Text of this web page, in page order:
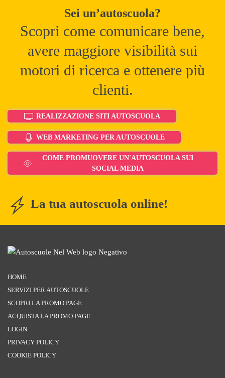
Sei un’autoscuola?
Scopri come comunicare bene,
avere maggiore visibilità sui
motori di ricerca e ottenere più
clienti.
REALIZZAZIONE SITI AUTOSCUOLA
WEB MARKETING PER AUTOSCUOLE
COME PROMUOVERE UN'AUTOSCUOLA SUI
SOCIAL MEDIA
La tua autoscuola online!
HOME
SERVIZI PER AUTOSCUOLE
SCOPRI LA PROMO PAGE
ACQUISTA LA PROMO PAGE
LOGIN
PRIVACY POLICY
COOKIE POLICY